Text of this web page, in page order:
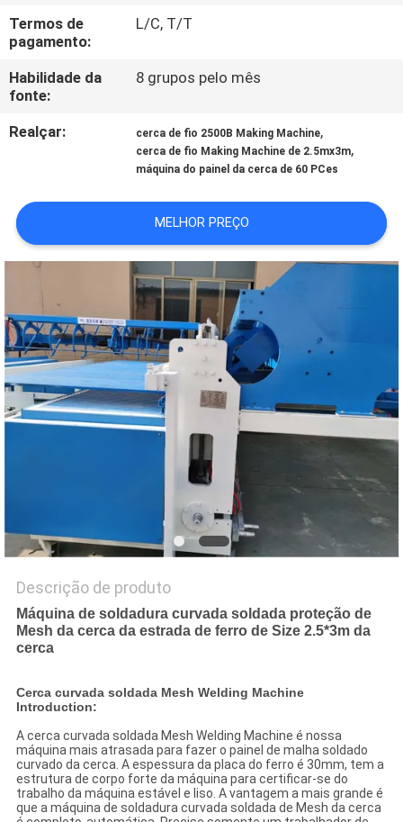
CONTROLE
DA
QUALIDADE
CONTACTE-
UMAS
CITAÇÕES
MAPA
DO
SITE
Termos de
pagamento:
L/C, T/T
Habilidade da
fonte:
8 grupos pelo mês
Realçar: cerca de fio 2500B Making Machine,
cerca de fio Making Machine de 2.5mx3m,
máquina do painel da cerca de 60 PCes
MELHOR PREÇO
Descrição de produto
Máquina de soldadura curvada soldada proteção de
Mesh da cerca da estrada de ferro de Size 2.5*3m da
cerca
Cerca curvada soldada Mesh Welding Machine
Introduction:
A cerca curvada soldada Mesh Welding Machine é nossa
máquina mais atrasada para fazer o painel de malha soldado
curvado da cerca. A espessura da placa do ferro é 30mm, tem a
estrutura de corpo forte da máquina para certificar-se do
trabalho da máquina estável e liso. A vantagem a mais grande é
que a máquina de soldadura curvada soldada de Mesh da cerca